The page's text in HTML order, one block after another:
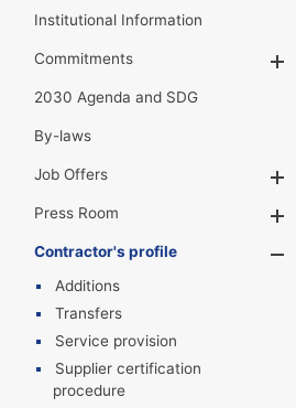
Institutional Information
Commitments
2030 Agenda and SDG
By-laws
Job Offers
Press Room
Contractor's profile
Additions
Transfers
Service provision
Supplier certification
procedure